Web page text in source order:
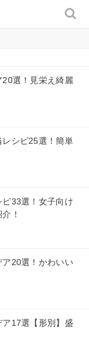
選！見栄え綺麗
シピ25選！簡単
33選！女子向け
！
20選！かわいい
17選【形別】盛